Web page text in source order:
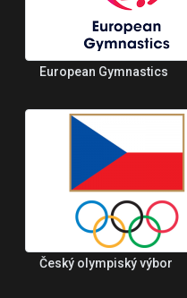
European Gymnastics
Český olympiský výbor